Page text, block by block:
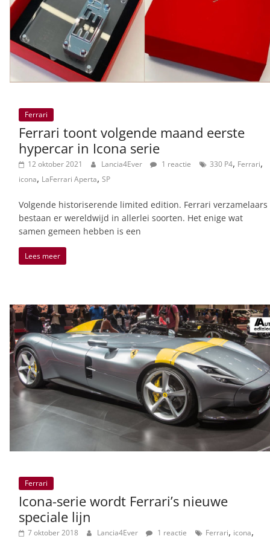
Ferrari
Ferrari toont volgende maand eerste
hypercar in Icona serie
12 oktober 2021 Lancia4Ever 1 reactie 330 P4, Ferrari,
icona, LaFerrari Aperta, SP
Volgende historiserende limited edition. Ferrari verzamelaars
bestaan er wereldwijd in allerlei soorten. Het enige wat
samen gemeen hebben is een
Lees meer
Ferrari
Icona-serie wordt Ferrari’s nieuwe
speciale lijn
7 oktober 2018 Lancia4Ever 1 reactie Ferrari, icona,